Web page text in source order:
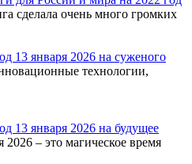
сделала очень много громких
13 января 2026 на суженого
технологии,
13 января 2026 на будущее
– это магическое время